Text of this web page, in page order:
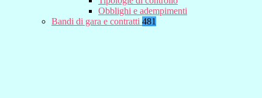
Obblighi e adempimenti
Bandi di gara e contratti 481